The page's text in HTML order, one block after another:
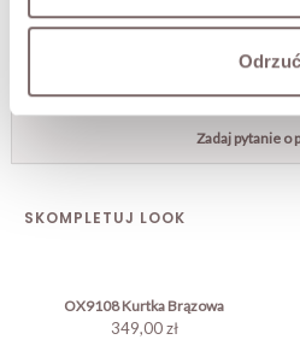
Odrzuć
Zadaj pytanie o
SKOMPLETUJ LOOK
OX9108 Kurtka Brązowa
349,00 zł